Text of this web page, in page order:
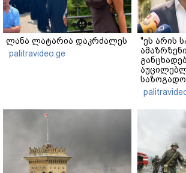
ლანა ლატარია დაკრძალეს
palitravideo.ge
"ეს არის
რეაქცია"
კობახიძე